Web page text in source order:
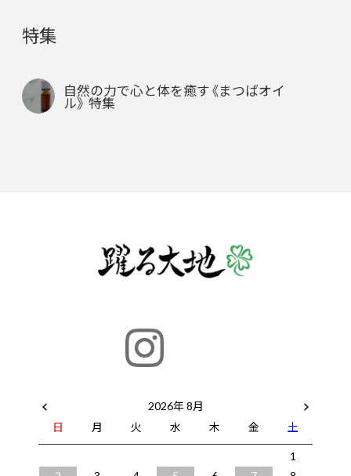
特集
自然の力で心と体を癒す《まつばオイ
ル》 特集
2026年 8月
日
月 火 水 木 金
土
1